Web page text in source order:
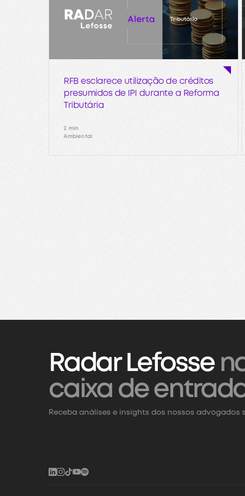
RFB esclarece utilização de créditos
presumidos de IPI durante a Reforma
Tributária
2 min
Ambiental
Radar Lefosse
caixa de
Receba análises e insights dos nossos advogados